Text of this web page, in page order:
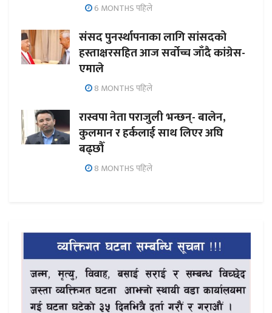
6 MONTHS पहिले
संसद पुनर्स्थापनाका लागि सांसदको
हस्ताक्षरसहित आज सर्वोच्च जाँदै कांग्रेस-
एमाले
8 MONTHS पहिले
रास्वपा नेता पराजुली भन्छन्- बालेन,
कुलमान र हर्कलाई साथ लिएर अघि
बढ्छौँ
8 MONTHS पहिले